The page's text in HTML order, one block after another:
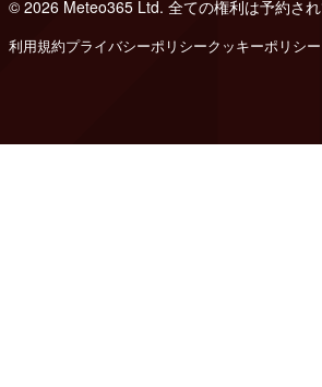
© 2026 Meteo365 Ltd. 全ての権利は予約さ
利用規約プライバシーポリシークッキーポリシー